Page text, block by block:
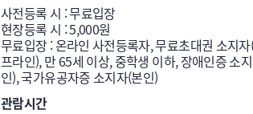
사전등록 시 : 무료입장
현장등록 시 : 5,000원
무료입장 : 온라인 사전등록자, 무료초대권 소지
프라인), 만 65세 이상, 중학생 이하, 장애인증 소
인), 국가유공자증 소지자(본인)
관람시간